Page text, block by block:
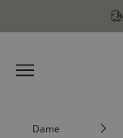
Menu
Dame